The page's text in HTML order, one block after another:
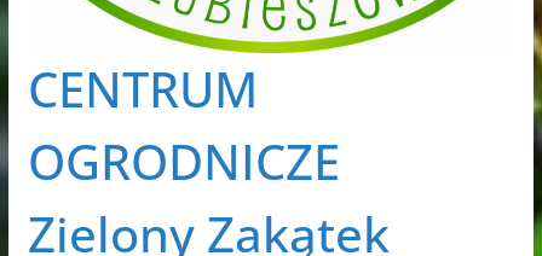
CENTRUM
OGRODNICZE
Zielony Zakątek